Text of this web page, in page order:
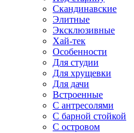
Скандинавские
Элитные
Эксклюзивные
Хай-тек
Особенности
Для студии
Для хрущевки
Для дачи
Встроенные
С антресолями
С барной стойкой
С островом